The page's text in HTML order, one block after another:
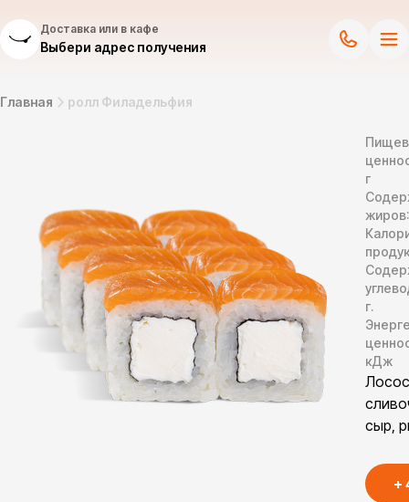
Доставка или в кафе
Выбери адрес получения
Главная ролл Филадельфия
г
г.
кДж
сыр,
+